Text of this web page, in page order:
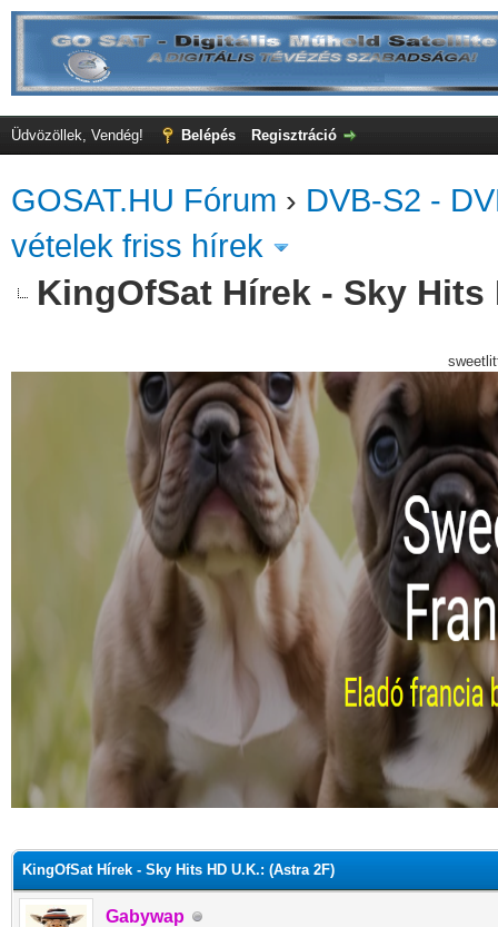
Üdvözöllek, Vendég! Belépés Regisztráció
GOSAT.HU Fórum › DVB-S2 -
vételek friss hírek
KingOfSat Hírek - Sky Hits
KingOfSat Hírek - Sky Hits HD U.K.: (Astra 2F)
Gabywap